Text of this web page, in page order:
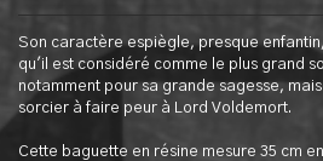
Son caractère espiègle, presque
qu'il est considéré comme le plus grand
notamment pour sa grande sagesse,
sorcier à faire peur à Lord Voldemort.
Cette baguette en résine mesure 35 cm